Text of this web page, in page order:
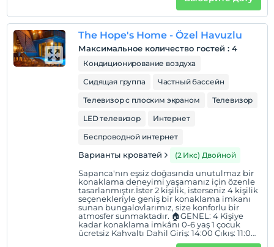
buzdolabı Mutfak gereçleri Kettle Çaycı 🛏
🏊🏻‍♂️EĞLENCE: Özel havuz ( Havuzunda
Isıtma Yoktur ) 🍀BAHÇE: Dağ manzarası
Veranda- Avlu Barbekü imkanı
The Hope's Home - Özel Havuzlu
Максимальное количество гостей : 4
Кондиционирование воздуха
Сидящая группа
Частный бассейн
Телевизор с плоским экраном
Телевизор
LED телевизор
Интернет
Беспроводной интернет
Варианты кроватей (2 Икс) Двойной
Sapanca'nın eşsiz doğasında unutulmaz bir
konaklama deneyimi yaşamanız için özenle
tasarlanmıştır.İster 2 kişilik, isterseniz 4 kişilik
seçenekleriyle geniş bir konaklama imkanı
sunan bungalovlarımız, size konforlu bir
atmosfer sunmaktadır. 🏠GENEL: 4 Kişiye
kadar konaklama imkânı 0-6 yaş 1 çocuk
ücretsiz Kahvaltı Dahil Giriş: 14:00 Çıkış: 11:00
🏕YAŞAM ALANI: Oturma grubu Klima Smart